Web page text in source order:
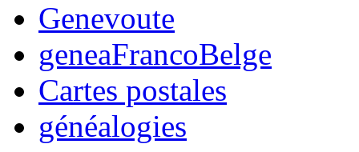
Genevoute
geneaFrancoBelge
Cartes postales
généalogies